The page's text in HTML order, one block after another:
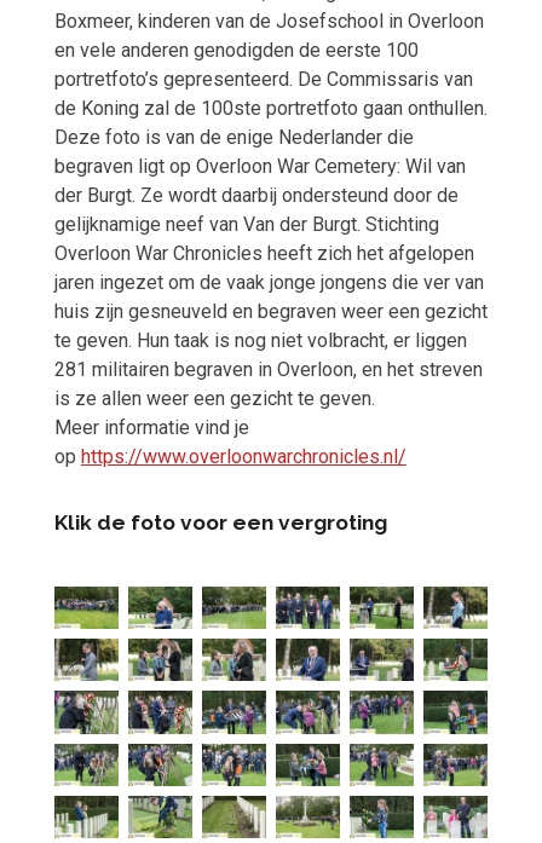
Boxmeer, kinderen van de Josefschool in Overloon
en vele anderen genodigden de eerste 100
portretfoto’s gepresenteerd. De Commissaris van
de Koning zal de 100ste portretfoto gaan onthullen.
Deze foto is van de enige Nederlander die
begraven ligt op Overloon War Cemetery: Wil van
der Burgt. Ze wordt daarbij ondersteund door de
gelijknamige neef van Van der Burgt. Stichting
Overloon War Chronicles heeft zich het afgelopen
jaren ingezet om de vaak jonge jongens die ver van
huis zijn gesneuveld en begraven weer een gezicht
te geven. Hun taak is nog niet volbracht, er liggen
281 militairen begraven in Overloon, en het streven
is ze allen weer een gezicht te geven.
Meer informatie vind je
op https://www.overloonwarchronicles.nl/
Klik de foto voor een vergroting